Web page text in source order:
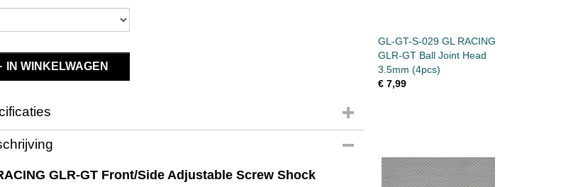
IN WINKELWAGEN
0,10 Kg
GLR-GT Front/Side Adjustable Screw Shock
GL-GT-S-029 GL RACING
GLR-GT Ball Joint Head
3.5mm (4pcs)
€ 7,99